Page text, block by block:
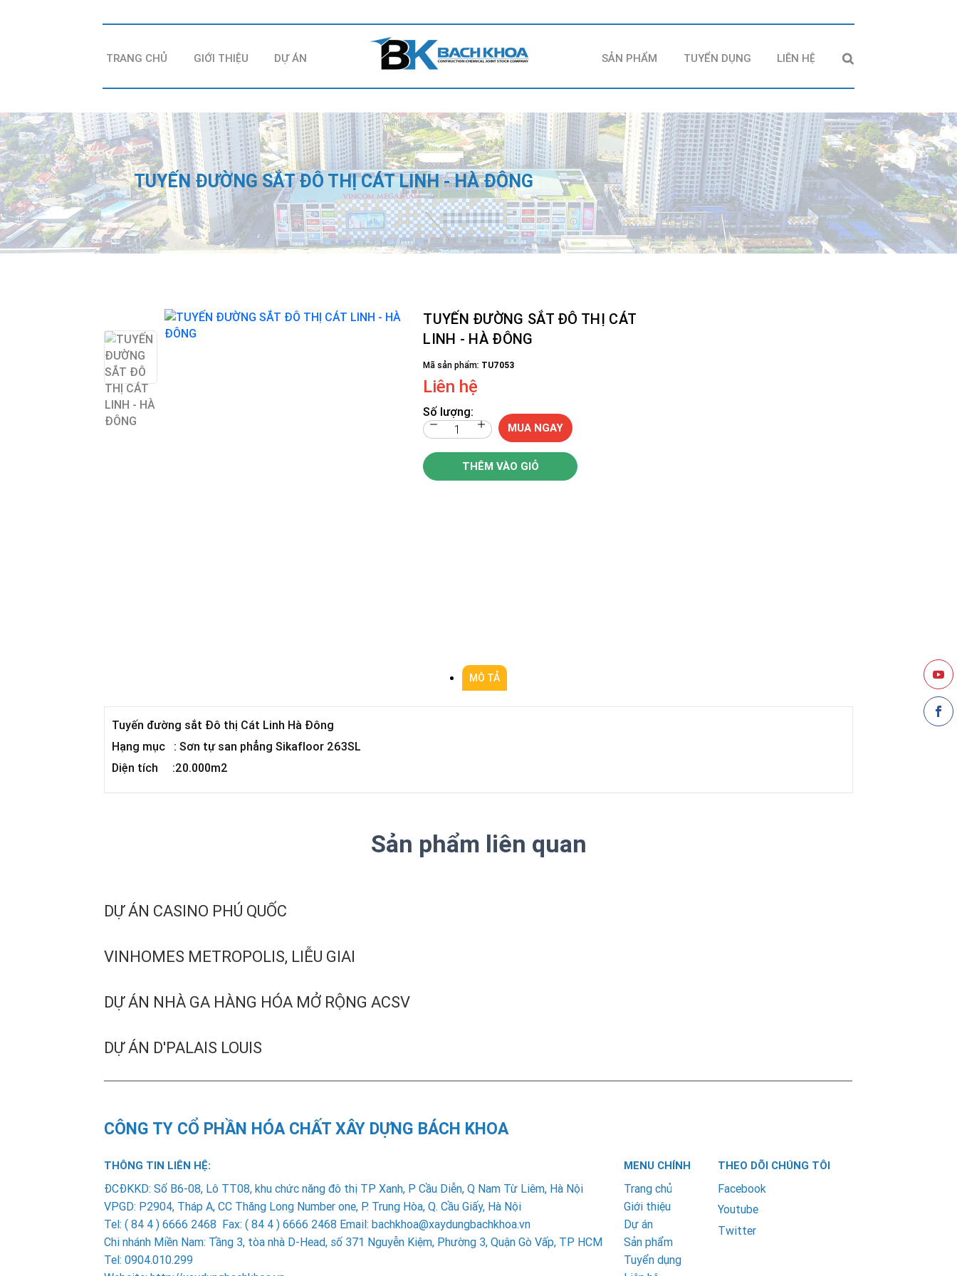
TRANG CHỦ GIỚI THIỆU DỰ ÁN SẢN PHẨM TUYỂN DỤNG LIÊN HỆ
TUYẾN ĐƯỜNG SẮT ĐÔ THỊ CÁT LINH - HÀ ĐÔNG
TUYẾN ĐƯỜNG SẮT ĐÔ THỊ CÁT
LINH - HÀ ĐÔNG
Mã sản phẩm: TU7053
Liên hệ
Số lượng:
MUA NGAY
THÊM VÀO GIỎ
MÔ TẢ
Tuyến đường sắt Đô thị Cát Linh Hà Đông
Hạng mục : Sơn tự san phẳng Sikafloor 263SL
Diện tích :20.000m2
Sản phẩm liên quan
DỰ ÁN CASINO PHÚ QUỐC
VINHOMES METROPOLIS, LIỄU GIAI
DỰ ÁN NHÀ GA HÀNG HÓA MỞ RỘNG ACSV
DỰ ÁN D'PALAIS LOUIS
CÔNG TY CỔ PHẦN HÓA CHẤT XÂY DỰNG BÁCH KHOA
THÔNG TIN LIÊN HỆ:
ÐCÐKKD: Số B6-08, Lô TT08, khu chức năng đô thị TP Xanh, P Cầu Diễn, Q Nam Từ Liêm, Hà Nội
VPGD: P2904, Tháp A, CC Thăng Long Number one, P. Trung Hòa, Q. Cầu Giấy, Hà Nội
Tel: ( 84 4 ) 6666 2468 Fax: ( 84 4 ) 6666 2468 Email: bachkhoa@xaydungbachkhoa.vn
Chi nhánh Miền Nam: Tầng 3, tòa nhà D-Head, số 371 Nguyễn Kiệm, Phường 3, Quận Gò Vấp, TP HCM
Tel: 0904.010.299
MENU CHÍNH
Trang chủ
Giới thiệu
Dự án
Sản phẩm
Tuyển dụng
THEO DÕI CHÚNG TÔI
Facebook
Youtube
Twitter